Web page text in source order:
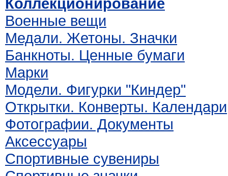
Военные вещи
Медали. Жетоны. Значки
Банкноты. Ценные бумаги
Марки
Модели. Фигурки "Киндер"
Открытки. Конверты. Календари
Фотографии. Документы
Аксессуары
Спортивные сувениры